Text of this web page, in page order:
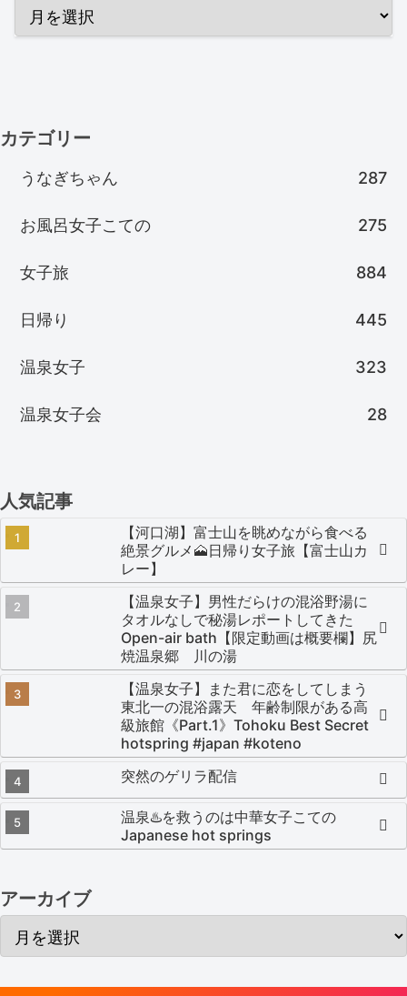
カテゴリー
うなぎちゃん 287
お風呂女子こての 275
女子旅 884
日帰り 445
温泉女子 323
温泉女子会 28
人気記事
【河口湖】富士山を眺めながら食べる
絶景グルメ🗻日帰り女子旅【富士山カ
レー】
【温泉女子】男性だらけの混浴野湯に
タオルなしで秘湯レポートしてきた
Open-air bath【限定動画は概要欄】尻
焼温泉郷 川の湯
【温泉女子】また君に恋をしてしまう
東北一の混浴露天 年齢制限がある高
級旅館《Part.1》Tohoku Best Secret
hotspring #japan #koteno
突然のゲリラ配信
温泉♨️を救うのは中華女子こての
Japanese hot springs
アーカイブ